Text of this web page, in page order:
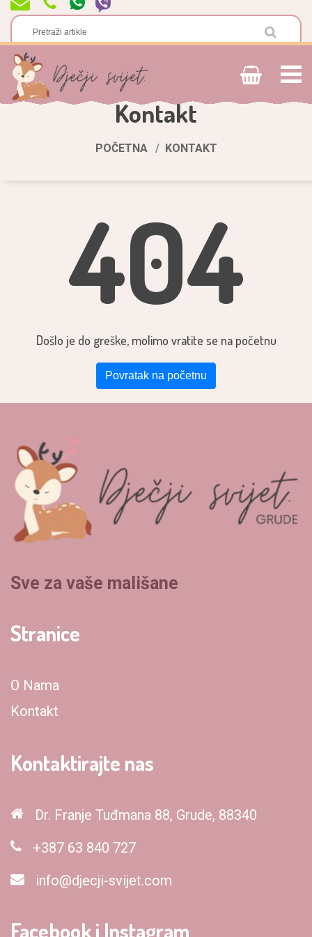
Kontakt
POČETNA KONTAKT
404
Došlo je do greške, molimo vratite se na početnu
Povratak na početnu
Sve za vaše mališane
Stranice
O Nama
Kontakt
Kontaktirajte nas
Dr. Franje Tuđmana 88, Grude, 88340
+387 63 840 727
info@djecji-svijet.com
Facebook i Instagram